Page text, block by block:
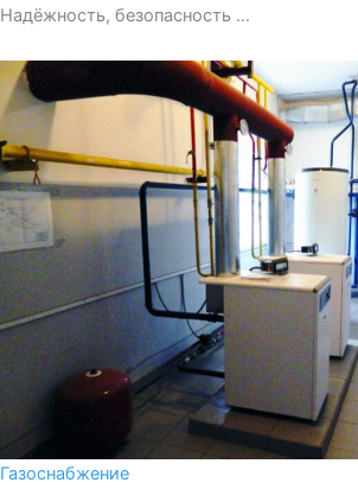
Надёжность, безопасность …
Газоснабжение